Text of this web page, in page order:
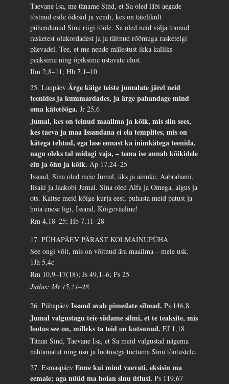
Taevane Isa, me täname Sind, et Sa oled läbi aegade
tõstnud esile õdesid ja vendi, kes on täielikult
pühendunud Sinu riigi tööle. Sa oled neid välja toonud
rasketest olukordadest ja ja täitnud rõõmuga rasketelgi
päevadel. Tee, et me nende mälestust ikka kalliks
peaksime ning õpiksime ustavate elust.
Ilm 2,8–11; Hb 7,1–10
25. LaupäevÄrge käige teiste jumalate järel neid
teenides ja kummardades, ja ärge pahandage mind
oma kätetööga.Jr 25,6
Jumal, kes on teinud maailma ja kõik, mis siin sees,
kes taeva ja maa Issandana ei ela templites, mis on
kätega tehtud, ega lase ennast ka inimkätega teenida,
nagu oleks tal midagi vaja, – tema ise annab kõikidele
elu ja õhu ja kõik.Ap 17,24–25
Issand, Sina oled meie Jumal, üks ja ainuke, Aabrahami,
Iisaki ja Jaakobi Jumal. Sina oled Alfa ja Omega, algus ja
ots. Kaitse meid kõige kurja eest, puhasta meid patust ja
hoia enese ligi, Issand, Kõigeväeline!
Rm 4,18–25; Hb 7,11–28
17. PÜHAPÄEV PÄRAST KOLMAINUPÜHA
See ongi võit, mis on võitnud ära maailma – meie usk.
1Jh 5,4c
Rm 10,9–17(18); Js 49,1–6; Ps 25
Jutlus: Mt 15,21–28
26. PühapäevIssand avab pimedate silmad.Ps 146,8
Jumal valgustagu teie südame silmi, et te teaksite, mis
lootus see on, milleks ta teid on kutsunud.Ef 1,18
Tänan Sind, Taevane Isa, et Sa meid valgustad nägema
nähtamatut ning usu ja lootusega toetuma Sinu tõotustele.
27. EsmaspäevEnne kui mind vaevati, eksisin ma
eemale; aga nüüd ma hoian sinu ütlusi.Ps 119,67